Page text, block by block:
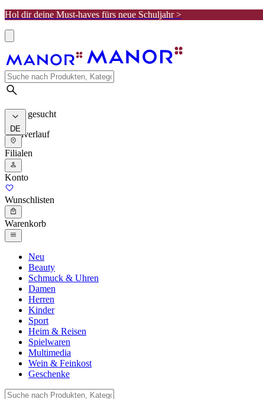
Hol dir deine Must-haves fürs neue Schuljahr >
Meist gesucht
Suchverlauf
DE
Filialen
Konto
Wunschlisten
Warenkorb
Neu
Beauty
Schmuck & Uhren
Damen
Herren
Kinder
Sport
Heim & Reisen
Spielwaren
Multimedia
Wein & Feinkost
Geschenke